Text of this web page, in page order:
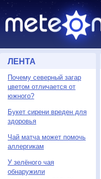
ЛЕНТА
Почему северный загар
цветом отличается от
южного?
Букет сирени вреден для
здоровья
Чай матча может помочь
аллергикам
У зелёного чая
обнаружили